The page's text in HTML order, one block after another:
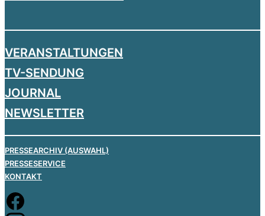
VERANSTALTUNGEN
TV-SENDUNG
JOURNAL
NEWSLETTER
PRESSEARCHIV (AUSWAHL)
PRESSESERVICE
KONTAKT